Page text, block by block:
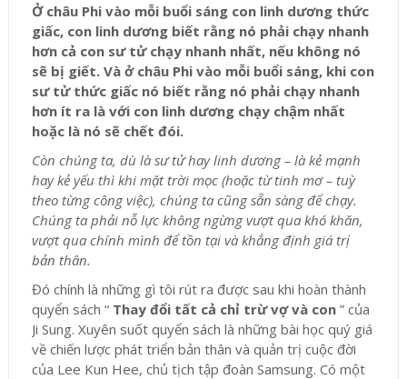
Ở châu Phi vào mỗi buổi sáng con linh dương thức
giấc, con linh dương biết rằng nó phải chạy nhanh
hơn cả con sư tử chạy nhanh nhất, nếu không nó
sẽ bị giết. Và ở châu Phi vào mỗi buổi sáng, khi con
sư tử thức giấc nó biết rằng nó phải chạy nhanh
hơn ít ra là với con linh dương chạy chậm nhất
hoặc là nó sẽ chết đói.
Còn chúng ta, dù là sư tử hay linh dương – là kẻ mạnh
hay kẻ yếu thì khi mặt trời mọc (hoặc từ tinh mơ – tuỳ
theo từng công việc), chúng ta cũng sẵn sàng để chạy.
Chúng ta phải nỗ lực không ngừng vượt qua khó khăn,
vượt qua chính mình để tồn tại và khẳng định giá trị
bản thân.
Đó chính là những gì tôi rút ra được sau khi hoàn thành
quyển sách “ Thay đổi tất cả chỉ trừ vợ và con ” của
Ji Sung. Xuyên suốt quyển sách là những bài học quý giá
về chiến lược phát triển bản thân và quản trị cuộc đời
của Lee Kun Hee, chủ tịch tập đoàn Samsung. Có một